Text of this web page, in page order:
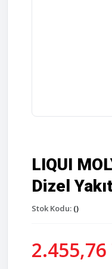
LIQUI
Dizel
Stok Kodu: ()
2.455,76